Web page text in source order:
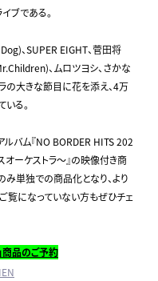
ブである。
、SUPER EIGHT、菅田将
、ムロツヨシ、さかな
の大きな節目に花を添え、4万
る。
バム『NO BORDER HITS 202
ーケストラ～』の映像付き商
単独での商品化となり、より
覧になっていない方もぜひチェ
商品のご予約